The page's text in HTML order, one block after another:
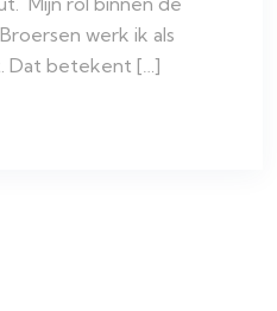
werk ik als
Dat betekent […]